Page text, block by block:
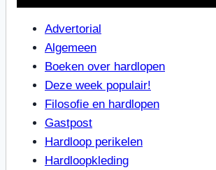
Advertorial
Algemeen
Boeken over hardlopen
Deze week populair!
Filosofie en hardlopen
Gastpost
Hardloop perikelen
Hardloopkleding